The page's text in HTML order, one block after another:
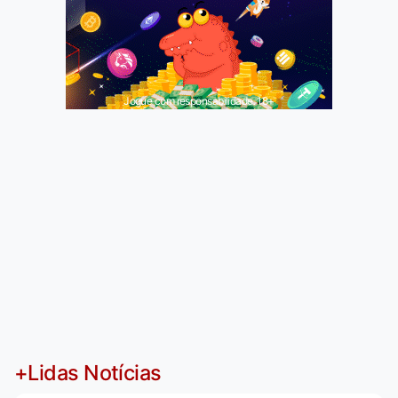
Jogue com responsabilidade. 18+
+Lidas Notícias